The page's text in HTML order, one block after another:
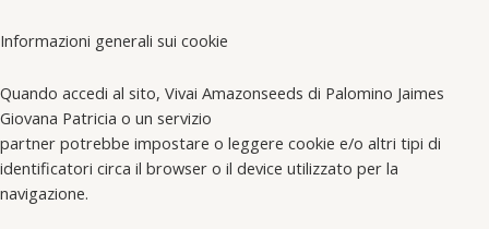
Informazioni generali sui cookie
Quando accedi al sito, Vivai Amazonseeds di Palomino Jaimes
Giovana Patricia o un servizio
partner potrebbe impostare o leggere cookie e/o altri tipi di
identificatori circa il browser o il device utilizzato per la
navigazione.